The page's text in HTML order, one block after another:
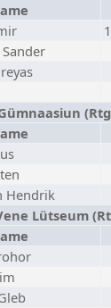
Hendrik
Lütseum